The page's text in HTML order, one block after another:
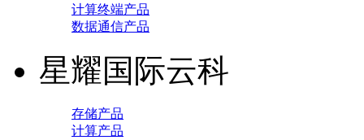
计算终端产品
数据通信产品
星耀国际云科
存储产品
计算产品